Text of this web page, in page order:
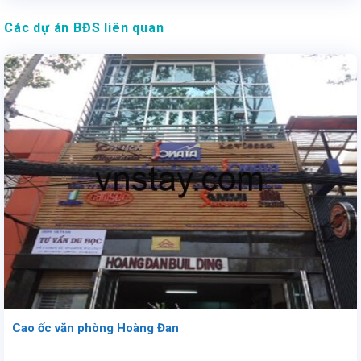
Các dự án BĐS liên quan
Cao ốc văn phòng Hoàng Đan